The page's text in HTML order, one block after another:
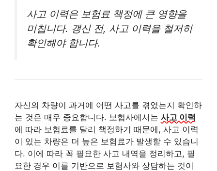
사고 이력은 보험료 책정에 큰 영향을
미칩니다. 갱신 전, 사고 이력을 철저히
확인해야 합니다.
자신의 차량이 과거에 어떤 사고를 겪었는지 확인하
는 것은 매우 중요합니다. 보험사에서는 사고 이력
에 따라 보험료를 달리 책정하기 때문에, 사고 이력
이 있는 차량은 더 높은 보험료가 발생할 수 있습니
다. 이에 따라 꼭 필요한 사고 내역을 정리하고, 필
요한 경우 이를 기반으로 보험사와 상담하는 것이